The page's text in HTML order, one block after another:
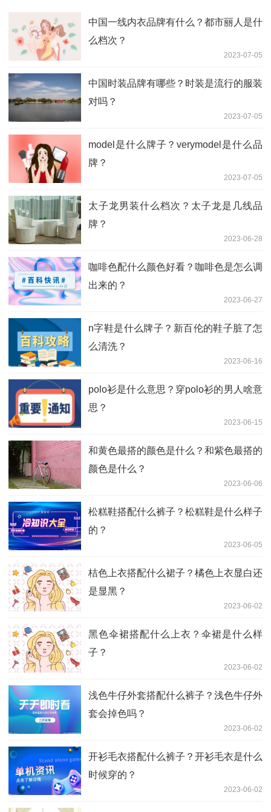
中国一线内衣品牌有什么？都市丽人是什
么档次？
2023-07-05
中国时装品牌有哪些？时装是流行的服装
对吗？
2023-07-05
model是什么牌子？verymodel是什么品
牌？
2023-07-05
太子龙男装什么档次？太子龙是几线品
牌？
2023-06-28
咖啡色配什么颜色好看？咖啡色是怎么调
出来的？
2023-06-27
n字鞋是什么牌子？新百伦的鞋子脏了怎
么清洗？
2023-06-16
polo衫是什么意思？穿polo衫的男人啥意
思？
2023-06-15
和黄色最搭的颜色是什么？和紫色最搭的
颜色是什么？
2023-06-06
松糕鞋搭配什么裤子？松糕鞋是什么样子
的？
2023-06-05
桔色上衣搭配什么裙子？橘色上衣显白还
是显黑？
2023-06-02
黑色伞裙搭配什么上衣？伞裙是什么样
子？
2023-06-02
浅色牛仔外套搭配什么裤子？浅色牛仔外
套会掉色吗？
2023-06-02
开衫毛衣搭配什么裤子？开衫毛衣是什么
时候穿的？
2023-06-02